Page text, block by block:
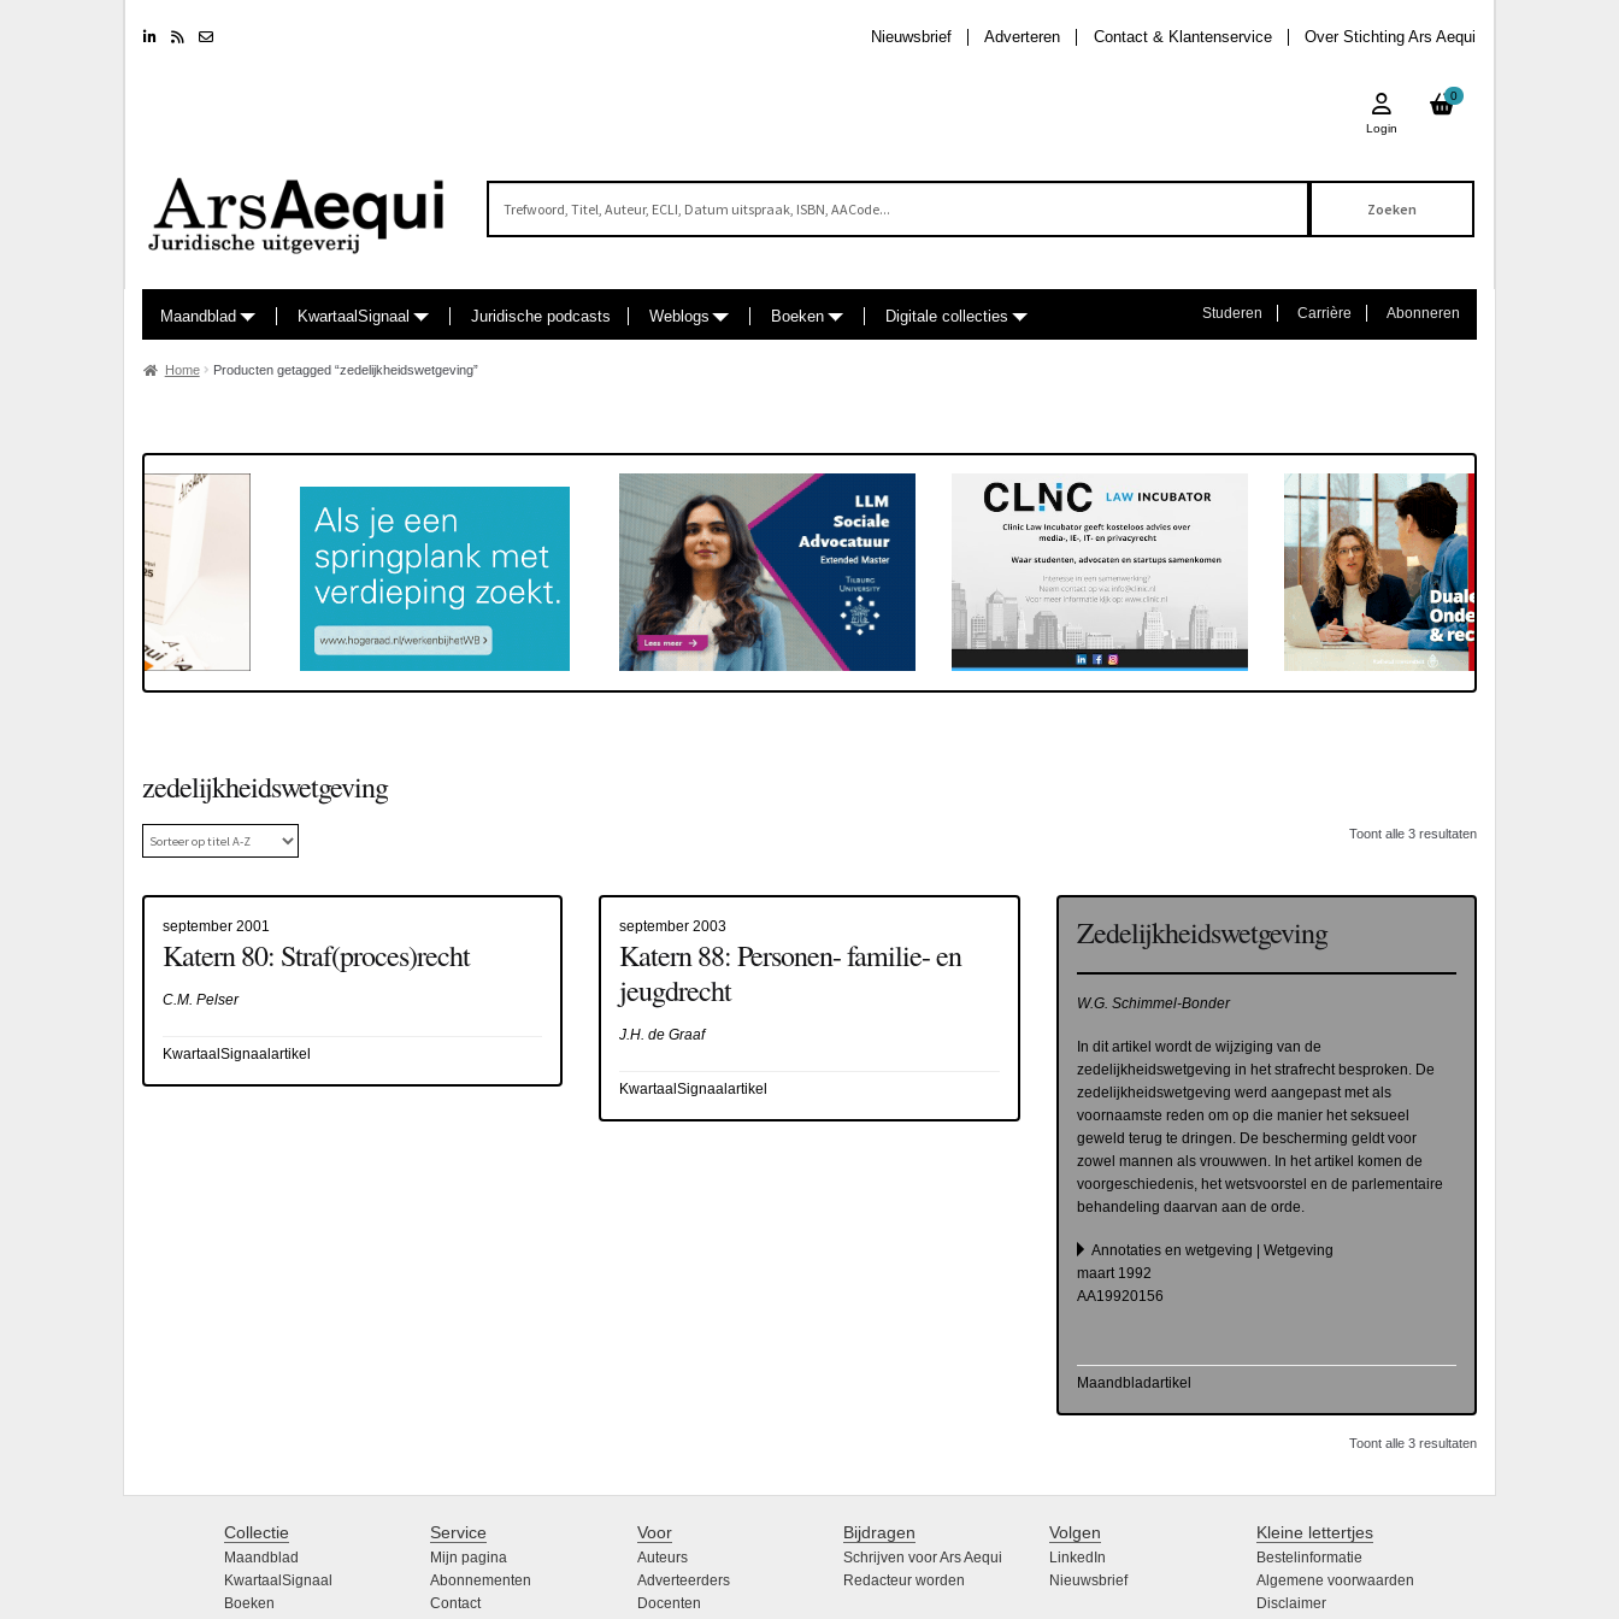
LinkedinRSS feed Over Stichting Ars Aequi
Contact & Klantenservice
Adverteren
Nieuwsbrief
0
Login
Maandblad KwartaalSignaal Juridische podcasts Weblogs Boeken Digitale collecties Studeren Carrière Abonneren
Home Producten getagged “zedelijkheidswetgeving”
zedelijkheidswetgeving
Toont alle 3 resultaten
september 2001
Katern 80: Straf(proces)recht
C.M. Pelser
KwartaalSignaalartikel
september 2003
Katern 88: Personen- familie- en
jeugdrecht
J.H. de Graaf
KwartaalSignaalartikel
Zedelijkheidswetgeving
W.G. Schimmel-Bonder
In dit artikel wordt de wijziging van de
zedelijkheidswetgeving in het strafrecht besproken. De
zedelijkheidswetgeving werd aangepast met als
voornaamste reden om op die manier het seksueel
geweld terug te dringen. De bescherming geldt voor
zowel mannen als vrouwwen. In het artikel komen de
voorgeschiedenis, het wetsvoorstel en de parlementaire
behandeling daarvan aan de orde.
Annotaties en wetgeving | Wetgeving
maart 1992
AA19920156
Maandbladartikel
Toont alle 3 resultaten
Collectie
Maandblad
KwartaalSignaal
Boeken
Service
Mijn pagina
Abonnementen
Contact
Voor
Auteurs
Adverteerders
Docenten
Bijdragen
Schrijven voor Ars Aequi
Redacteur worden
Volgen
LinkedIn
Nieuwsbrief
Kleine lettertjes
Bestelinformatie
Algemene voorwaarden
Disclaimer